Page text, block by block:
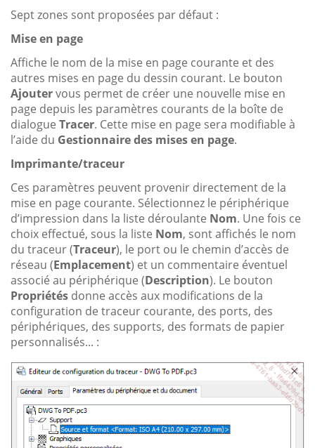
Sept zones sont proposées par défaut :
Mise en page
Affiche le nom de la mise en page courante et des
autres mises en page du dessin courant. Le bouton
Ajoutervous permet de créer une nouvelle mise en
page depuis les paramètres courants de la boîte de
dialogue Tracer. Cette mise en page sera modifiable à
l’aide du Gestionnaire des mises en page.
Imprimante/traceur
Ces paramètres peuvent provenir directement de la
mise en page courante. Sélectionnez le périphérique
d’impression dans la liste déroulante Nom. Une fois ce
choix effectué, sous la liste Nom, sont affichés le nom
du traceur (Traceur), le port ou le chemin d’accès de
réseau (Emplacement) et un commentaire éventuel
associé au périphérique (Description). Le bouton
Propriétés donne accès aux modifications de la
configuration de traceur courante, des ports, des
périphériques, des supports, des formats de papier
personnalisés... :